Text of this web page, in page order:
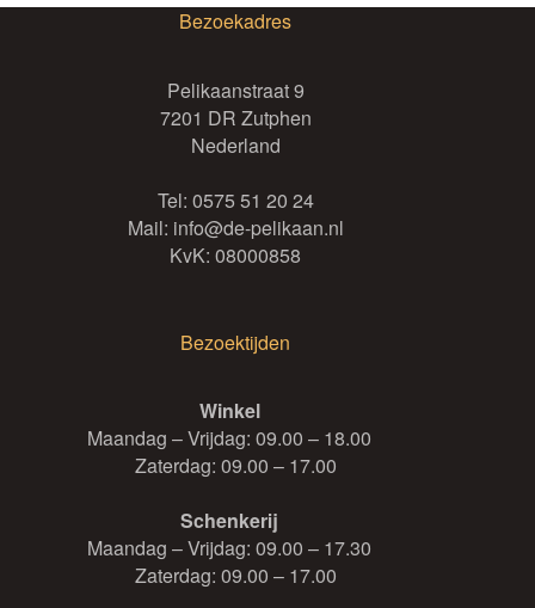
Bezoekadres
Pelikaanstraat 9
7201 DR Zutphen
Nederland
Tel: 0575 51 20 24
Mail: info@de-pelikaan.nl
KvK: 08000858
Bezoektijden
Winkel
Maandag – Vrijdag: 09.00 – 18.00
Zaterdag: 09.00 – 17.00
Schenkerij
Maandag – Vrijdag: 09.00 – 17.30
Zaterdag: 09.00 – 17.00